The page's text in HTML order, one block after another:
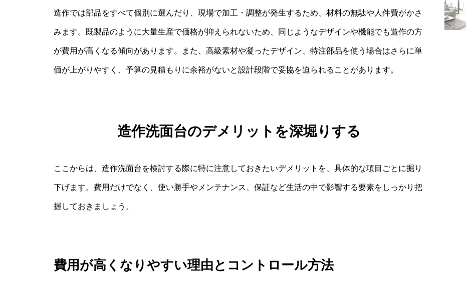
造作では部品をすべて個別に選んだり、現場で加工・調整が発生するため、材料の無駄や人件費がかさ
みます。既製品のように大量生産で価格が抑えられないため、同じようなデザインや機能でも造作の方
が費用が高くなる傾向があります。また、高級素材や凝ったデザイン、特注部品を使う場合はさらに単
価が上がりやすく、予算の見積もりに余裕がないと設計段階で妥協を迫られることがあります。
造作洗面台のデメリットを深堀りする
ここからは、造作洗面台を検討する際に特に注意しておきたいデメリットを、具体的な項目ごとに掘り
下げます。費用だけでなく、使い勝手やメンテナンス、保証など生活の中で影響する要素をしっかり把
握しておきましょう。
費用が高くなりやすい理由とコントロール方法